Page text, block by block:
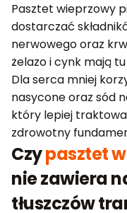
Pasztet wieprzowy
dostarczać
nerwowego oraz
żelazo i cynk mają
Dla serca mniej
nasycone oraz sód
który lepiej
zdrowotny
Czypasztet
nie zawiera
tłuszczów